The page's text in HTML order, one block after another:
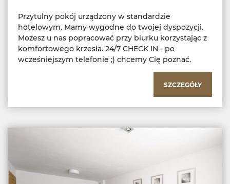
Przytulny pokój urządzony w standardzie
hotelowym. Mamy wygodne do twojej dyspozycji.
Możesz u nas popracować przy biurku korzystając z
komfortowego krzesła. 24/7 CHECK IN - po
wcześniejszym telefonie ;) chcemy Cię poznać.
SZCZEGÓŁY